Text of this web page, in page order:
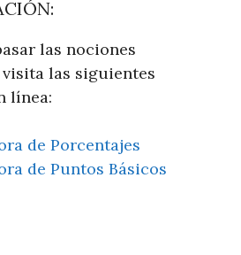
las nociones
las siguientes
línea:
de Porcentajes
de Puntos Básicos